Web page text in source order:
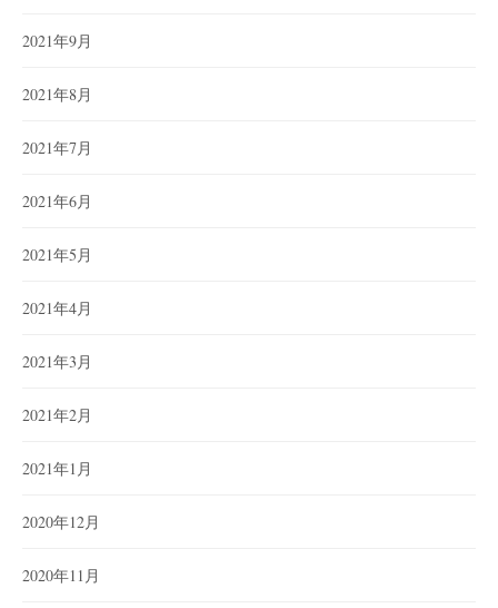
2021年9月
2021年8月
2021年7月
2021年6月
2021年5月
2021年4月
2021年3月
2021年2月
2021年1月
2020年12月
2020年11月